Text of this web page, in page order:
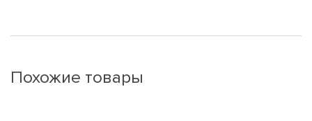
Похожие товары